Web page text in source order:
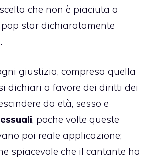
che non è piaciuta a
pop star dichiaratamente
giustizia, compresa quella
dichiari a favore dei diritti dei
da età, sesso e
, poche volte queste
poi reale applicazione;
spiacevole che il cantante ha